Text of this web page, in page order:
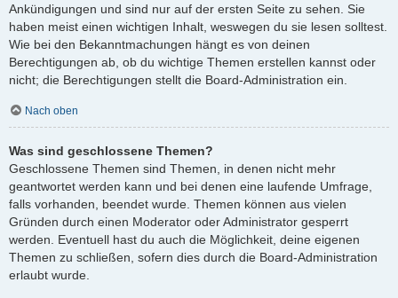
Ankündigungen und sind nur auf der ersten Seite zu sehen. Sie
haben meist einen wichtigen Inhalt, weswegen du sie lesen solltest.
Wie bei den Bekanntmachungen hängt es von deinen
Berechtigungen ab, ob du wichtige Themen erstellen kannst oder
nicht; die Berechtigungen stellt die Board-Administration ein.
Nach oben
Was sind geschlossene Themen?
Geschlossene Themen sind Themen, in denen nicht mehr
geantwortet werden kann und bei denen eine laufende Umfrage,
falls vorhanden, beendet wurde. Themen können aus vielen
Gründen durch einen Moderator oder Administrator gesperrt
werden. Eventuell hast du auch die Möglichkeit, deine eigenen
Themen zu schließen, sofern dies durch die Board-Administration
erlaubt wurde.